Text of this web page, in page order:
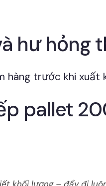
hư hỏng
hàng trước khi xuất
pallet
khối lượng – đẩy đi